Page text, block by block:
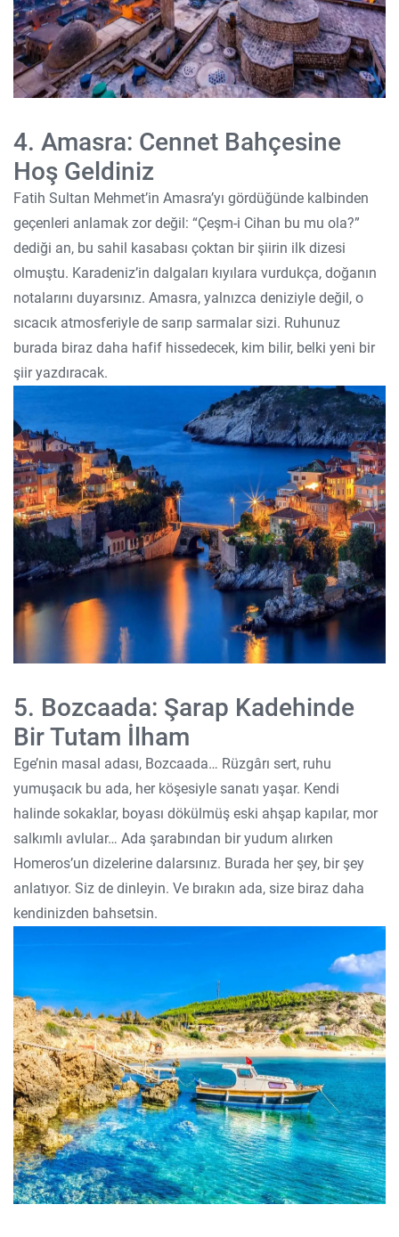
4. Amasra: Cennet Bahçesine
Hoş Geldiniz
Fatih Sultan Mehmet’in Amasra’yı gördüğünde kalbinden
geçenleri anlamak zor değil: “Çeşm-i Cihan bu mu ola?”
dediği an, bu sahil kasabası çoktan bir şiirin ilk dizesi
olmuştu. Karadeniz’in dalgaları kıyılara vurdukça, doğanın
notalarını duyarsınız. Amasra, yalnızca deniziyle değil, o
sıcacık atmosferiyle de sarıp sarmalar sizi. Ruhunuz
burada biraz daha hafif hissedecek, kim bilir, belki yeni bir
şiir yazdıracak.
5. Bozcaada: Şarap Kadehinde
Bir Tutam İlham
Ege’nin masal adası, Bozcaada… Rüzgârı sert, ruhu
yumuşacık bu ada, her köşesiyle sanatı yaşar. Kendi
halinde sokaklar, boyası dökülmüş eski ahşap kapılar, mor
salkımlı avlular… Ada şarabından bir yudum alırken
Homeros’un dizelerine dalarsınız. Burada her şey, bir şey
anlatıyor. Siz de dinleyin. Ve bırakın ada, size biraz daha
kendinizden bahsetsin.